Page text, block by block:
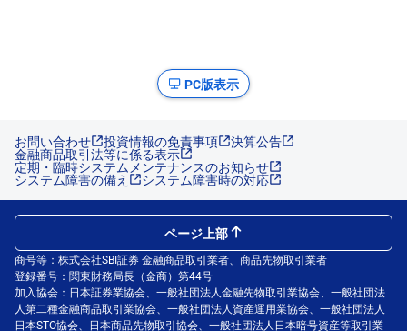
PC版表示
お問い合わせ 投資情報の免責事項 決算公告
金融商品取引法等に係る表示
定期・臨時システムメンテナンスのお知らせ
システム障害の備え システム障害時の対応
商号等：株式会社SBI証券 金融商品取引業者、商品先物取引業者
登録番号：関東財務局長（金商）第44号
加入協会：日本証券業協会、一般社団法人金融先物取引業協会、一般社団法
人第二種金融商品取引業協会、一般社団法人資産運用業協会、一般社団法人
日本STO協会、日本商品先物取引協会、一般社団法人日本暗号資産等取引業
ページ上部